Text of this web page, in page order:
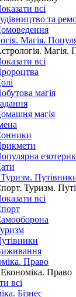
всі
та
Магія.
Магія.
всі
магія
магія
Туризм.
всі
Право
Економіка. Право
всі
Бізнес